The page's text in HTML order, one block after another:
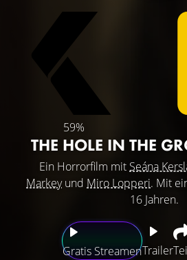
59%
THE HOLE IN THE
Ein Horrorfilm mit Seána
Markeyund Miro Lopperi. Mit
16 Jahren.
Gratis StreamenTrailer